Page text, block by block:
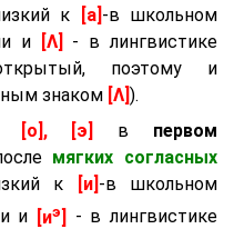
к
[а] -в школьном
и
[Λ]
- в лингвистике
поэтому и
знаком [Λ] ).
[о], [э] в первом
мягких согласных
к
[и] -в школьном
и [иэ]
- в лингвистике